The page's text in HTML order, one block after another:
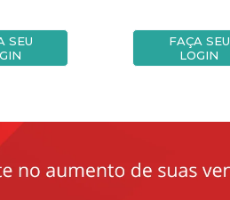
SEU
FAÇA SEU
LOGIN